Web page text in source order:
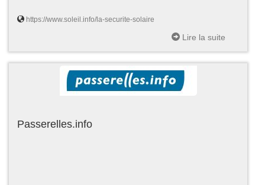
https://www.soleil.info/la-securite-solaire
Lire la suite
Passerelles.info